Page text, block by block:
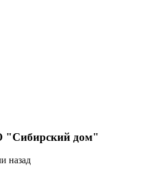
"Сибирский дом"
назад